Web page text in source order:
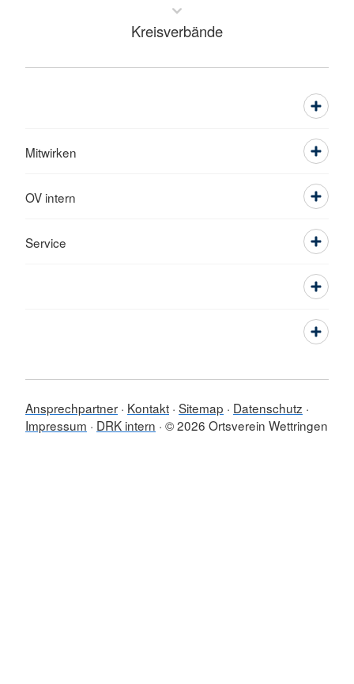
Kreisverbände
Mitwirken
OV intern
Service
Ansprechpartner Kontakt Sitemap
Datenschutz
Impressum
DRK intern © 2026 Ortsverein Wettringen